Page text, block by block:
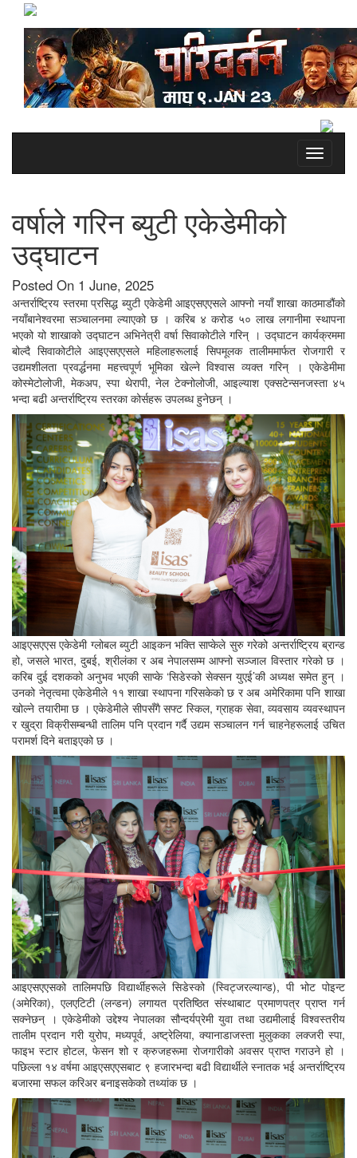
Toggle
वर्षाले गरिन ब्युटी एकेडेमीको
उद्घाटन
Posted On 1 June, 2025
अन्तर्राष्ट्रिय स्तरमा प्रसिद्ध ब्युटी एकेडेमी आइएसएएसले आफ्नो नयाँ शाखा काठमाडौंको
नयाँबानेश्वरमा सञ्चालनमा ल्याएको छ । करिब ४ करोड ५० लाख लगानीमा स्थापना
भएको यो शाखाको उद्घाटन अभिनेत्री वर्षा सिवाकोटीले गरिन् । उद्घाटन कार्यक्रममा
बोल्दै सिवाकोटीले आइएसएएसले महिलाहरूलाई सिपमूलक तालीममार्फत रोजगारी र
उद्यमशीलता प्रवर्द्धनमा महत्त्वपूर्ण भूमिका खेल्ने विश्वास व्यक्त गरिन् । एकेडेमीमा
कोस्मेटोलोजी, मेकअप, स्पा थेरापी, नेल टेक्नोलोजी, आइल्याश एक्सटेन्सनजस्ता ४५
भन्दा बढी अन्तर्राष्ट्रिय स्तरका कोर्सहरू उपलब्ध हुनेछन् ।
आइएसएएस एकेडेमी ग्लोबल ब्युटी आइकन भक्ति साप्केले सुरु गरेको अन्तर्राष्ट्रिय ब्रान्ड
हो, जसले भारत, दुबई, श्रीलंका र अब नेपालसम्म आफ्नो सञ्जाल विस्तार गरेको छ ।
करिब दुई दशकको अनुभव भएकी साप्के ‘सिडेस्को सेक्सन युएई’की अध्यक्ष समेत हुन् ।
उनको नेतृत्वमा एकेडेमीले ११ शाखा स्थापना गरिसकेको छ र अब अमेरिकामा पनि शाखा
खोल्ने तयारीमा छ । एकेडेमीले सीपसँगै सफ्ट स्किल, ग्राहक सेवा, व्यवसाय व्यवस्थापन
र खुद्रा विक्रीसम्बन्धी तालिम पनि प्रदान गर्दै उद्यम सञ्चालन गर्न चाहनेहरूलाई उचित
परामर्श दिने बताइएको छ ।
आइएसएएसको तालिमपछि विद्यार्थीहरूले सिडेस्को (स्विट्जरल्यान्ड), पी भोट पोइन्ट
(अमेरिका), एलएटिटी (लन्डन) लगायत प्रतिष्ठित संस्थाबाट प्रमाणपत्र प्राप्त गर्न
सक्नेछन् । एकेडेमीको उद्देश्य नेपालका सौन्दर्यप्रेमी युवा तथा उद्यमीलाई विश्वस्तरीय
तालीम प्रदान गरी युरोप, मध्यपूर्व, अष्ट्रेलिया, क्यानाडाजस्ता मुलुकका लक्जरी स्पा,
फाइभ स्टार होटल, फेसन शो र क्रुजहरूमा रोजगारीको अवसर प्राप्त गराउने हो ।
पछिल्ला १४ वर्षमा आइएसएएसबाट ९ हजारभन्दा बढी विद्यार्थीले स्नातक भई अन्तर्राष्ट्रिय
बजारमा सफल करिअर बनाइसकेको तथ्यांक छ ।